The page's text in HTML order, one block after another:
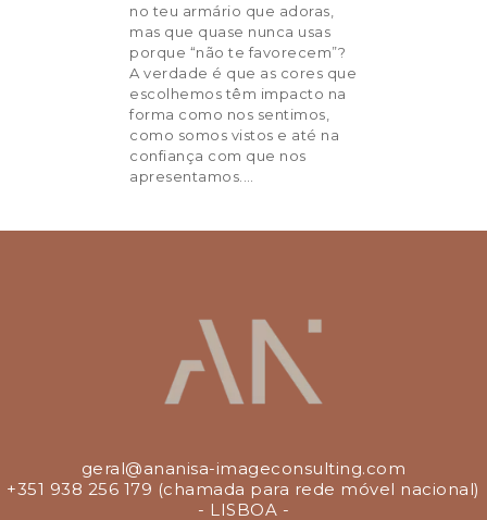
Sobre mim
Serviços
Preços
Voucher
Testemunhos
Contactos
no teu armário que adoras,
mas que quase nunca usas
porque “não te favorecem”?
A verdade é que as cores que
escolhemos têm impacto na
forma como nos sentimos,
como somos vistos e até na
confiança com que nos
apresentamos.…
geral@ananisa-imageconsulting.com
+351 938 256 179 (chamada para rede móvel nacional)
- LISBOA -